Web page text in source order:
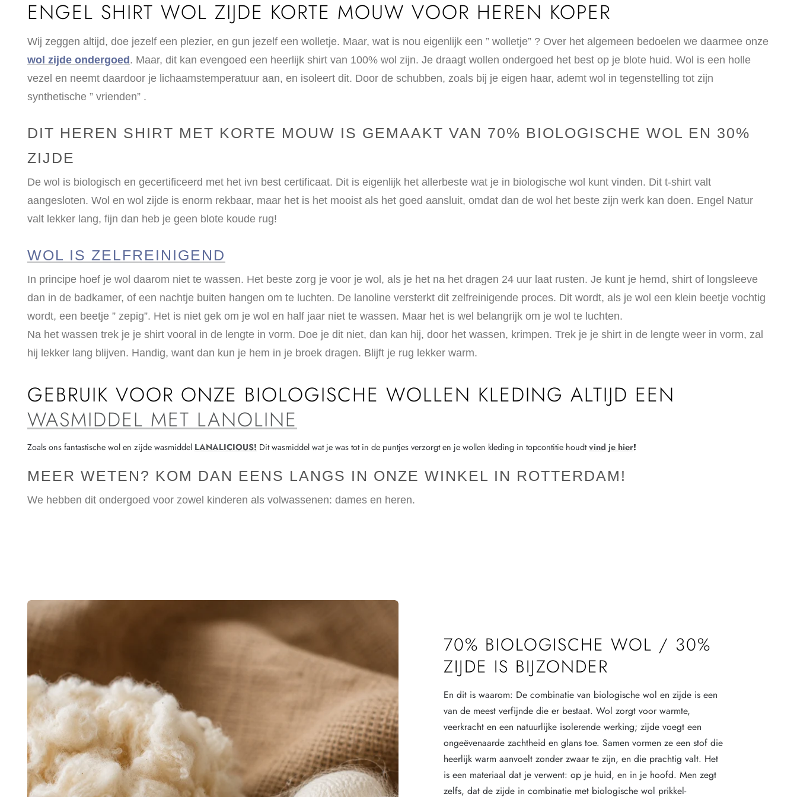
ENGEL SHIRT WOL ZIJDE KORTE MOUW VOOR HEREN KOPER
Wij zeggen altijd, doe jezelf een plezier, en gun jezelf een wolletje. Maar, wat is nou eigenlijk een ” wolletje” ? Over het algemeen bedoelen we daarmee onze
wol zijde ondergoed . Maar, dit kan evengoed een heerlijk shirt van 100% wol zijn. Je draagt wollen ondergoed het best op je blote huid. Wol is een holle
vezel en neemt daardoor je lichaamstemperatuur aan, en isoleert dit. Door de schubben, zoals bij je eigen haar, ademt wol in tegenstelling tot zijn
synthetische ” vrienden” .
DIT HEREN SHIRT MET KORTE MOUW IS GEMAAKT VAN 70% BIOLOGISCHE WOL EN 30%
ZIJDE
De wol is biologisch en gecertificeerd met het ivn best certificaat. Dit is eigenlijk het allerbeste wat je in biologische wol kunt vinden. Dit t-shirt valt
aangesloten. Wol en wol zijde is enorm rekbaar, maar het is het mooist als het goed aansluit, omdat dan de wol het beste zijn werk kan doen. Engel Natur
valt lekker lang, fijn dan heb je geen blote koude rug!
WOL IS ZELFREINIGEND
In principe hoef je wol daarom niet te wassen. Het beste zorg je voor je wol, als je het na het dragen 24 uur laat rusten. Je kunt je hemd, shirt of longsleeve
dan in de badkamer, of een nachtje buiten hangen om te luchten. De lanoline versterkt dit zelfreinigende proces. Dit wordt, als je wol een klein beetje vochtig
wordt, een beetje ” zepig”. Het is niet gek om je wol en half jaar niet te wassen. Maar het is wel belangrijk om je wol te luchten.
Na het wassen trek je je shirt vooral in de lengte in vorm. Doe je dit niet, dan kan hij, door het wassen, krimpen. Trek je je shirt in de lengte weer in vorm, zal
hij lekker lang blijven. Handig, want dan kun je hem in je broek dragen. Blijft je rug lekker warm.
GEBRUIK VOOR ONZE BIOLOGISCHE WOLLEN KLEDING ALTIJD EEN
WASMIDDEL MET LANOLINE
Zoals ons fantastische wol en zijde wasmiddel LANALICIOUS! Dit wasmiddel wat je was tot in de puntjes verzorgt en je wollen kleding in topcontitie houdtvind je hier!
MEER WETEN? KOM DAN EENS LANGS IN ONZE WINKEL IN ROTTERDAM!
We hebben dit ondergoed voor zowel kinderen als volwassenen: dames en heren.
70% BIOLOGISCHE WOL / 30%
ZIJDE IS BIJZONDER
En dit is waarom: De combinatie van biologische wol en zijde is een
van de meest verfijnde die er bestaat. Wol zorgt voor warmte,
veerkracht en een natuurlijke isolerende werking; zijde voegt een
ongeëvenaarde zachtheid en glans toe. Samen vormen ze een stof die
heerlijk warm aanvoelt zonder zwaar te zijn, en die prachtig valt. Het
is een materiaal dat je verwent: op je huid, en in je hoofd. Men zegt
zelfs, dat de zijde in combinatie met biologische wol prikkel-